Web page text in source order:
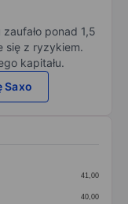
ponad 1,5
się z ryzykiem.
kapitału.
Saxo
40,00
41,00